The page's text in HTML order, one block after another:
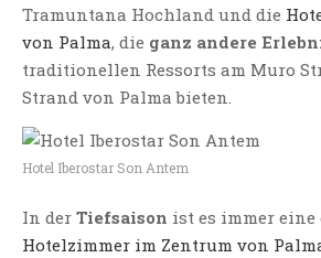
Tramuntana Hochland und die
von Palma, die ganz andere
traditionellen Ressorts am Muro
Strand von Palma bieten.
Hotel Iberostar Son Antem
In der Tiefsaison ist es immer
Hotelzimmer im Zentrum von